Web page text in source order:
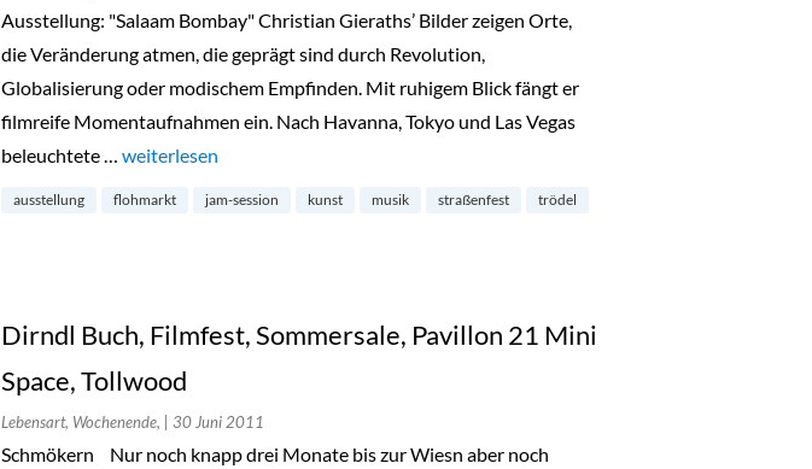
Ausstellung: "Salaam Bombay" Christian Gieraths’ Bilder zeigen Orte,
die Veränderung atmen, die geprägt sind durch Revolution,
Globalisierung oder modischem Empfinden. Mit ruhigem Blick fängt er
filmreife Momentaufnahmen ein. Nach Havanna, Tokyo und Las Vegas
beleuchtete … „Ausstellung: Salaam Bombay, CSD, Stadion-Flohmarkt, Hafenmusik“
weiterlesen
ausstellung flohmarkt jam-session kunst musik straßenfest trödel
Dirndl Buch, Filmfest, Sommersale, Pavillon 21 Mini
Space, Tollwood
Lebensart, Wochenende, | 30 Juni 2011
Schmökern Nur noch knapp drei Monate bis zur Wiesn aber noch